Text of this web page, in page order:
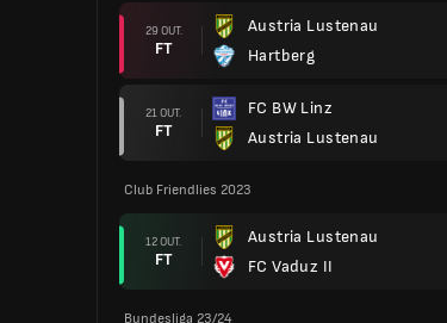
29 OUT.
FT
Austria Lustenau
Hartberg
21 OUT.
FT
FC BW Linz
Austria Lustenau
Club Friendlies 2023
12 OUT.
FT
Austria Lustenau
FC Vaduz II
Bundesliga 23/24